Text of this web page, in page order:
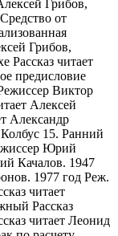
Грибов,
от
Грибов,
Рассказ читает
предисловие
Виктор
Алексей
Александр
15. Ранний
Юрий
Качалов. 1947
1977 год Реж.
читает
Рассказ
читает Леонид